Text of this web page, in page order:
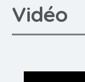
Vidéo